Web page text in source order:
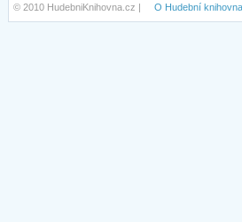
© 2010 HudebniKnihovna.cz | O Hudební knihovna